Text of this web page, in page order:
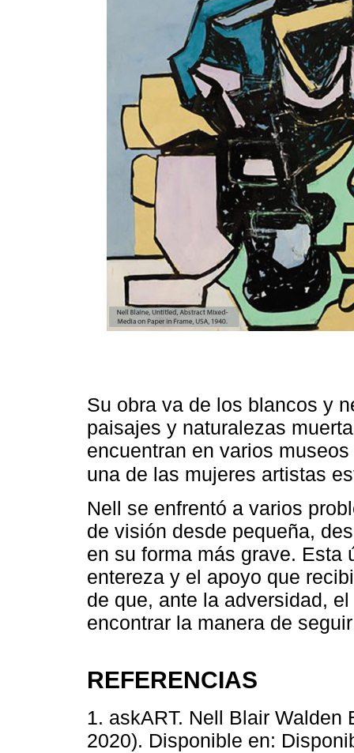
Su obra va de los blancos y
paisajes y naturalezas
encuentran en varios
una de las mujeres artistas
Nell se enfrentó a varios
de visión desde pequeña,
en su forma más grave. Esta
entereza y el apoyo que
de que, ante la adversidad,
encontrar la manera de
REFERENCIAS
1. askART. Nell Blair
2020). Disponible en: